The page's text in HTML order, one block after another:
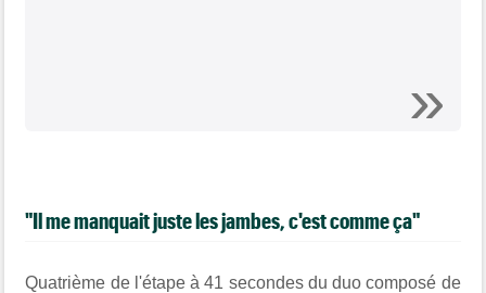
"Il me manquait juste les jambes, c'est comme ça"
Quatrième de l'étape à 41 secondes du duo composé de